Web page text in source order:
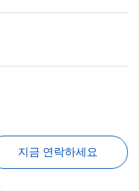
지금 연락하세요